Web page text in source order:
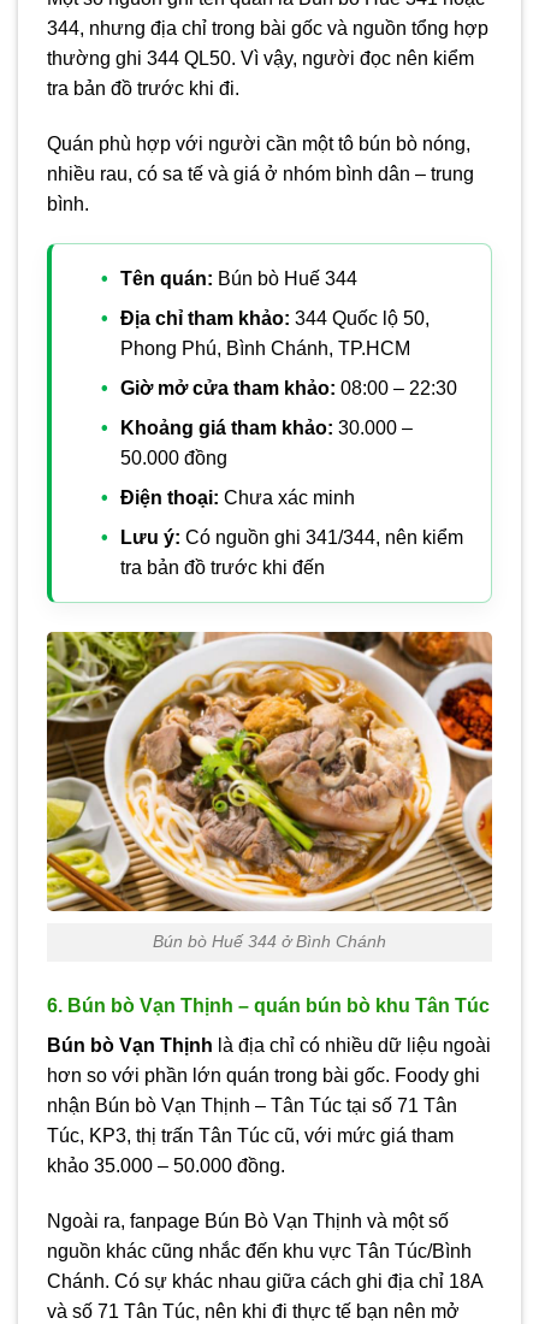
344, nhưng địa chỉ trong bài gốc và nguồn tổng hợp
thường ghi 344 QL50. Vì vậy, người đọc nên kiểm
tra bản đồ trước khi đi.
Quán phù hợp với người cần một tô bún bò nóng,
nhiều rau, có sa tế và giá ở nhóm bình dân – trung
bình.
Tên quán: Bún bò Huế 344
Địa chỉ tham khảo: 344 Quốc lộ 50,
Phong Phú, Bình Chánh, TP.HCM
Giờ mở cửa tham khảo: 08:00 – 22:30
Khoảng giá tham khảo: 30.000 –
50.000 đồng
Điện thoại: Chưa xác minh
Lưu ý: Có nguồn ghi 341/344, nên kiểm
tra bản đồ trước khi đến
Bún bò Huế 344 ở Bình Chánh
6. Bún bò Vạn Thịnh – quán bún bò khu Tân Túc
Bún bò Vạn Thịnh là địa chỉ có nhiều dữ liệu ngoài
hơn so với phần lớn quán trong bài gốc. Foody ghi
nhận Bún bò Vạn Thịnh – Tân Túc tại số 71 Tân
Túc, KP3, thị trấn Tân Túc cũ, với mức giá tham
khảo 35.000 – 50.000 đồng.
Ngoài ra, fanpage Bún Bò Vạn Thịnh và một số
nguồn khác cũng nhắc đến khu vực Tân Túc/Bình
Chánh. Có sự khác nhau giữa cách ghi địa chỉ 18A
và số 71 Tân Túc, nên khi đi thực tế bạn nên mở